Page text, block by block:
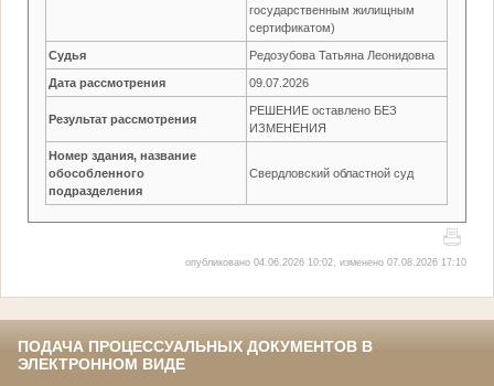
государственным жилищным
сертификатом)
Судья Редозубова Татьяна Леонидовна
Дата рассмотрения 09.07.2026
Результат рассмотрения
РЕШЕНИЕ оставлено БЕЗ
ИЗМЕНЕНИЯ
Номер здания, название
обособленного
подразделения
Свердловский областной суд
опубликовано 04.06.2026 10:02, изменено 07.08.2026 17:10
ПОДАЧА ПРОЦЕССУАЛЬНЫХ ДОКУМЕНТОВ В
ЭЛЕКТРОННОМ ВИДЕ